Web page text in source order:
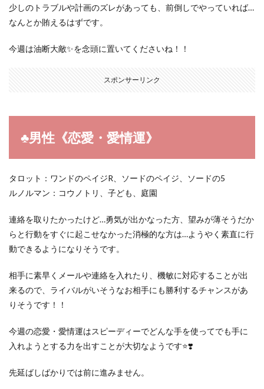
少しのトラブルや計画のズレがあっても、前倒しでやっていれば…
なんとか賄えるはずです。
今週は油断大敵✨を念頭に置いてくださいね！！
スポンサーリンク
♣︎男性《恋愛・愛情運》
タロット：ワンドのペイジR、ソードのペイジ、ソードの5
ルノルマン：コウノトリ、子ども、庭園
連絡を取りたかったけど…勇気が出かなった方、望みが薄そうだか
らと行動をすぐに起こせなかった消極的な方は…ようやく素直に行
動できるようになりそうです。
相手に素早くメールや連絡を入れたり、機敏に対応することが出
来るので、ライバルがいそうなお相手にも勝利するチャンスがあ
りそうです！！
今週の恋愛・愛情運はスピーディーでどんな手を使ってでも手に
入れようとする力を出すことが大切なようです⭐️❣️
先延ばしばかりでは前に進みません。